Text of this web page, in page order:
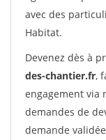
avec des
Habitat.
Devenez dès à
des-chantier.fr,
engagement via
demandes de
demande